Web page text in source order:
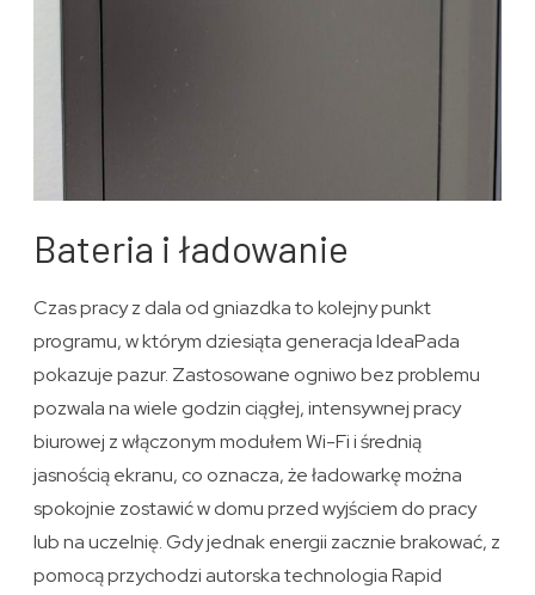
Bateria i ładowanie
Czas pracy z dala od gniazdka to kolejny punkt
programu, w którym dziesiąta generacja IdeaPada
pokazuje pazur. Zastosowane ogniwo bez problemu
pozwala na wiele godzin ciągłej, intensywnej pracy
biurowej z włączonym modułem Wi-Fi i średnią
jasnością ekranu, co oznacza, że ładowarkę można
spokojnie zostawić w domu przed wyjściem do pracy
lub na uczelnię. Gdy jednak energii zacznie brakować, z
pomocą przychodzi autorska technologia Rapid